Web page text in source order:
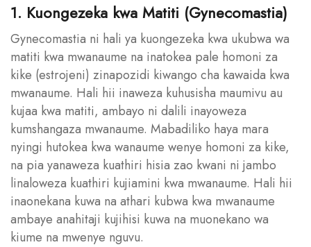
1. Kuongezeka kwa Matiti (Gynecomastia)
Gynecomastia ni hali ya kuongezeka kwa ukubwa wa
matiti kwa mwanaume na inatokea pale homoni za
kike (estrojeni) zinapozidi kiwango cha kawaida kwa
mwanaume. Hali hii inaweza kuhusisha maumivu au
kujaa kwa matiti, ambayo ni dalili inayoweza
kumshangaza mwanaume. Mabadiliko haya mara
nyingi hutokea kwa wanaume wenye homoni za kike,
na pia yanaweza kuathiri hisia zao kwani ni jambo
linaloweza kuathiri kujiamini kwa mwanaume. Hali hii
inaonekana kuwa na athari kubwa kwa mwanaume
ambaye anahitaji kujihisi kuwa na muonekano wa
kiume na mwenye nguvu.